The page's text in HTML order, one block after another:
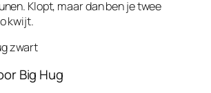
Klopt, maar dan ben je twee
kwijt.
Big Hug